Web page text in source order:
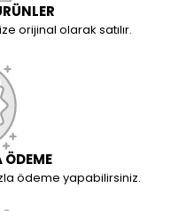
orijinal olarak satılır.
ÖDEME
ödeme yapabilirsiniz.